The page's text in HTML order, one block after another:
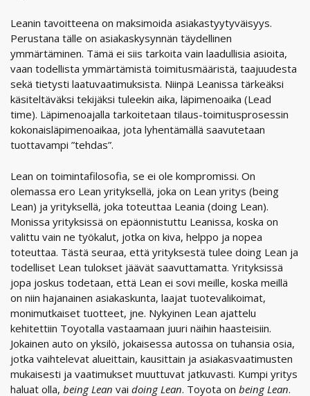
Leanin tavoitteena on maksimoida asiakastyytyväisyys.
Perustana tälle on asiakaskysynnän täydellinen
ymmärtäminen. Tämä ei siis tarkoita vain laadullisia asioita,
vaan todellista ymmärtämistä toimitusmääristä, taajuudesta
sekä tietysti laatuvaatimuksista. Niinpä Leanissa tärkeäksi
käsiteltäväksi tekijäksi tuleekin aika, läpimenoaika (Lead
time). Läpimenoajalla tarkoitetaan tilaus-toimitusprosessin
kokonaisläpimenoaikaa, jota lyhentämällä saavutetaan
tuottavampi ”tehdas”.
Lean on toimintafilosofia, se ei ole kompromissi. On
olemassa ero Lean yrityksellä, joka on Lean yritys (being
Lean) ja yrityksellä, joka toteuttaa Leania (doing Lean).
Monissa yrityksissä on epäonnistuttu Leanissa, koska on
valittu vain ne työkalut, jotka on kiva, helppo ja nopea
toteuttaa. Tästä seuraa, että yrityksestä tulee doing Lean ja
todelliset Lean tulokset jäävät saavuttamatta. Yrityksissä
jopa joskus todetaan, että Lean ei sovi meille, koska meillä
on niin hajanainen asiakaskunta, laajat tuotevalikoimat,
monimutkaiset tuotteet, jne. Nykyinen Lean ajattelu
kehitettiin Toyotalla vastaamaan juuri näihin haasteisiin.
Jokainen auto on yksilö, jokaisessa autossa on tuhansia osia,
jotka vaihtelevat alueittain, kausittain ja asiakasvaatimusten
mukaisesti ja vaatimukset muuttuvat jatkuvasti. Kumpi yritys
haluat olla, being Lean vai doing Lean. Toyota on being Lean.